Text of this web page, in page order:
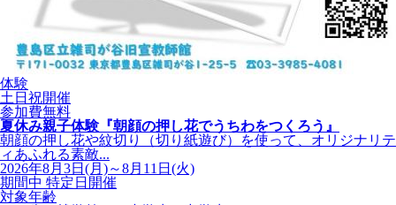
体験
土日祝開催
参加費無料
夏休み親子体験『朝顔の押し花でうちわをつくろう』
朝顔の押し花や紋切り（切り紙遊び）を使って、オリジナリテ
ィあふれる素敵...
2026年8月3日(月)～8月11日(火)
期間中 特定日開催
対象年齢